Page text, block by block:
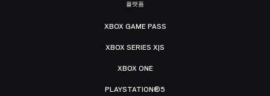
플랫폼
XBOX GAME PASS
XBOX SERIES X|S
XBOX ONE
PLAYSTATION®5